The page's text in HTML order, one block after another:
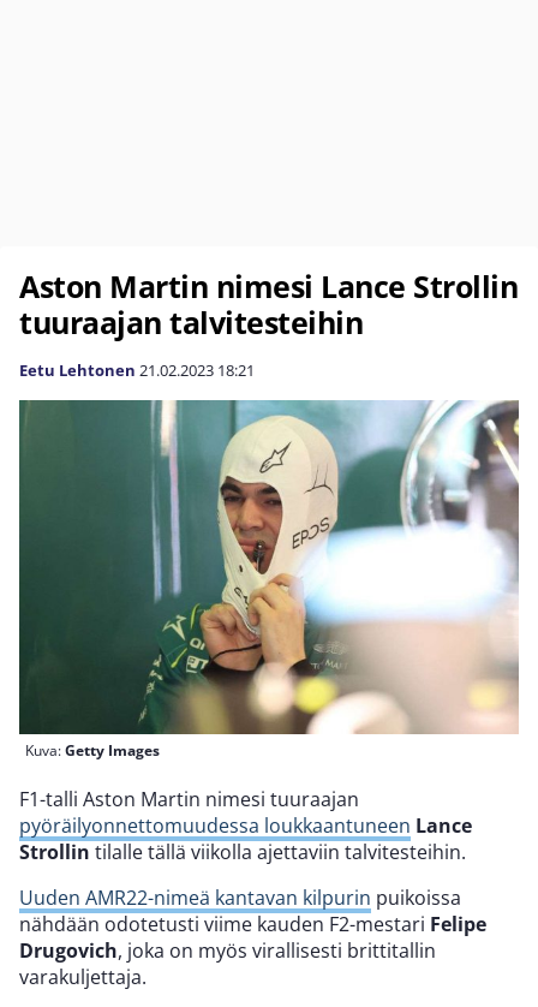
Aston Martin nimesi Lance Strollin
tuuraajan talvitesteihin
Eetu Lehtonen 21.02.2023 18:21
Kuva:Getty Images
F1-talli Aston Martin nimesi tuuraajan
pyöräilyonnettomuudessa loukkaantuneen Lance
Strollin tilalle tällä viikolla ajettaviin talvitesteihin.
Uuden AMR22-nimeä kantavan kilpurin puikoissa
nähdään odotetusti viime kauden F2-mestari Felipe
Drugovich, joka on myös virallisesti brittitallin
varakuljettaja.